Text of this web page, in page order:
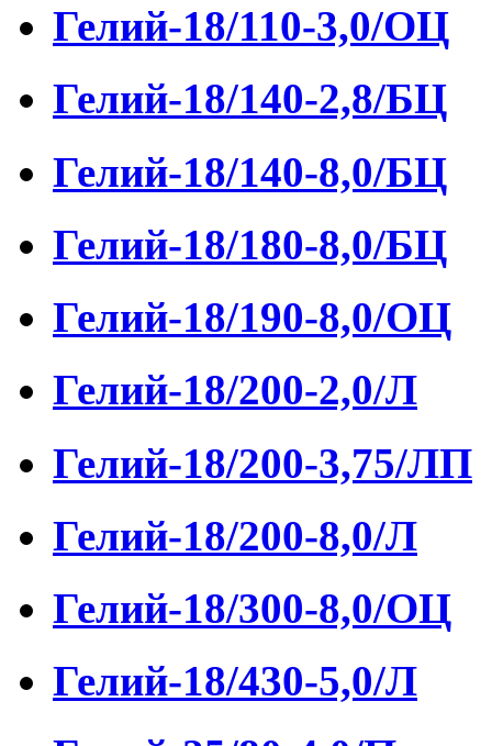
Гелий-18/110-3,0/ОЦ
Гелий-18/140-2,8/БЦ
Гелий-18/140-8,0/БЦ
Гелий-18/180-8,0/БЦ
Гелий-18/190-8,0/ОЦ
Гелий-18/200-2,0/Л
Гелий-18/200-3,75/ЛП
Гелий-18/200-8,0/Л
Гелий-18/300-8,0/ОЦ
Гелий-18/430-5,0/Л